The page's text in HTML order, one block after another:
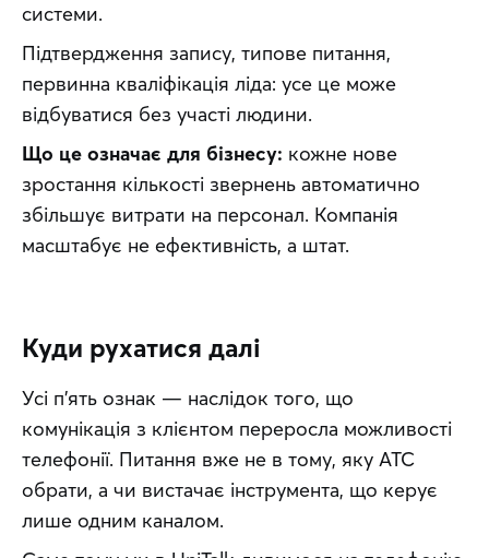
системи.
Підтвердження запису, типове питання,
первинна кваліфікація ліда: усе це може
відбуватися без участі людини.
Що це означає для бізнесу: кожне нове
зростання кількості звернень автоматично
збільшує витрати на персонал. Компанія
масштабує не ефективність, а штат.
Куди рухатися далі
Усі п'ять ознак — наслідок того, що
комунікація з клієнтом переросла можливості
телефонії. Питання вже не в тому, яку АТС
обрати, а чи вистачає інструмента, що керує
лише одним каналом.